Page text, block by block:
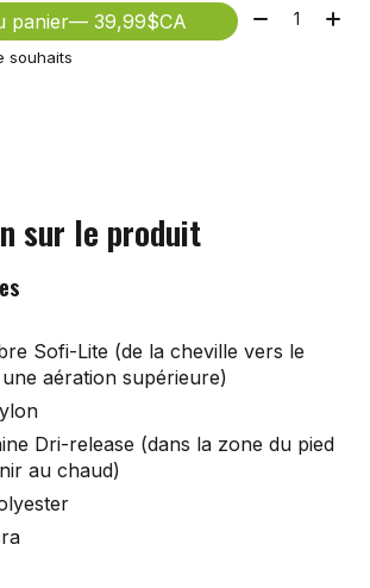
panier — 39,99$CA Quantité:
souhaits
sur le produit
Sofi-Lite (de la cheville vers le
aération supérieure)
Dri-release (dans la zone du pied
au chaud)